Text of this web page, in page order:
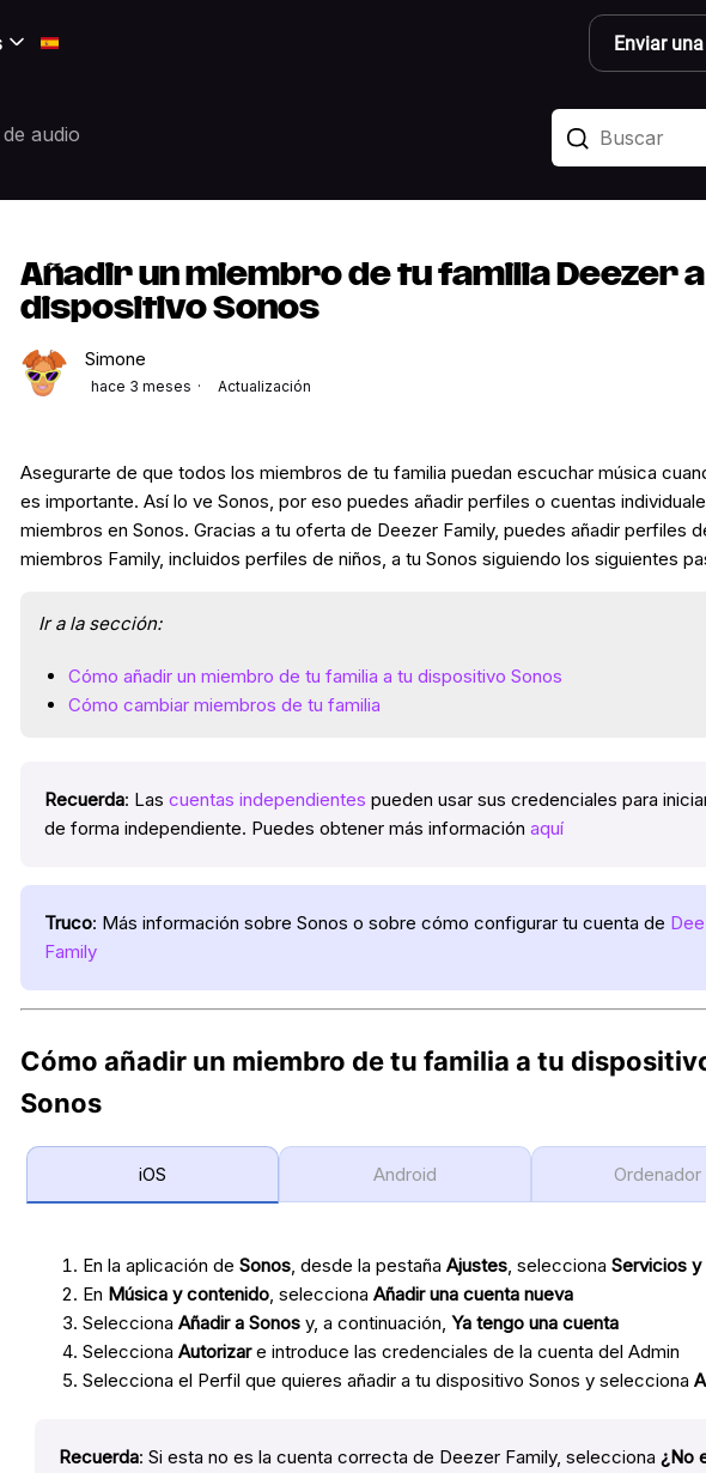
Enviar
audio
Añadir un miembro de tu familia Deezer a
dispositivo Sonos
Simone
hace 3 meses Actualización
Asegurarte de que todos los miembros de tu familia puedan escuchar música
es importante. Así lo ve Sonos, por eso puedes añadir perfiles o cuentas
miembros en Sonos. Gracias a tu oferta de Deezer Family, puedes añadir perfiles
miembros Family, incluidos perfiles de niños, a tu Sonos siguiendo los siguientes
Ir a la sección:
Cómo añadir un miembro de tu familia a tu dispositivo Sonos
Cómo cambiar miembros de tu familia
Recuerda: Las cuentas independientes pueden usar sus credenciales para
de forma independiente. Puedes obtener más información aquí
Truco: Más información sobre Sonos o sobre cómo configurar tu cuenta de
Family
Cómo añadir un miembro de tu familia a tu
Sonos
iOS Android Ordenador
En la aplicación de Sonos, desde la pestaña Ajustes, selecciona Servicios y
En Música y contenido, selecciona Añadir una cuenta nueva
Selecciona Añadir a Sonosy, a continuación, Ya tengo una cuenta
Selecciona Autorizare introduce las credenciales de la cuenta del Admin
Selecciona el Perfil que quieres añadir a tu dispositivo Sonos y selecciona
Recuerda: Si esta no es la cuenta correcta de Deezer Family, selecciona ¿No